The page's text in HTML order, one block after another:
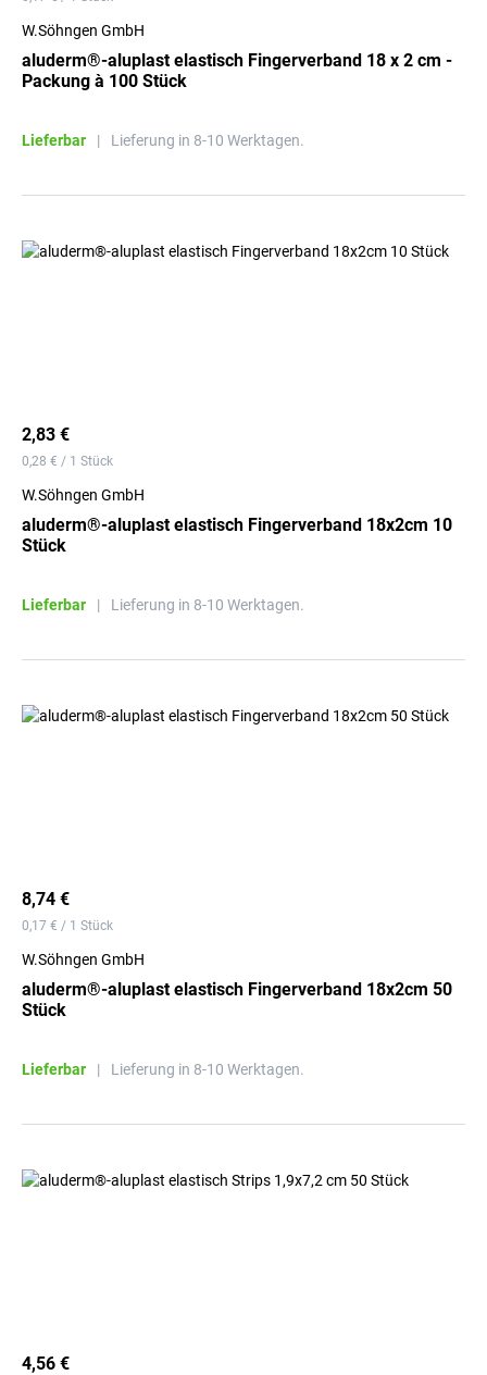
W.Söhngen GmbH
aluderm®-aluplast elastisch Fingerverband 18 x 2 cm -
Packung à 100 Stück
Lieferbar | Lieferung in 8-10 Werktagen.
2,83 €
0,28 € / 1 Stück
W.Söhngen GmbH
aluderm®-aluplast elastisch Fingerverband 18x2cm 10
Stück
Lieferbar | Lieferung in 8-10 Werktagen.
8,74 €
0,17 € / 1 Stück
W.Söhngen GmbH
aluderm®-aluplast elastisch Fingerverband 18x2cm 50
Stück
Lieferbar | Lieferung in 8-10 Werktagen.
4,56 €